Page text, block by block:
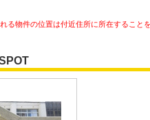
る物件の位置は付近住所に所在すること